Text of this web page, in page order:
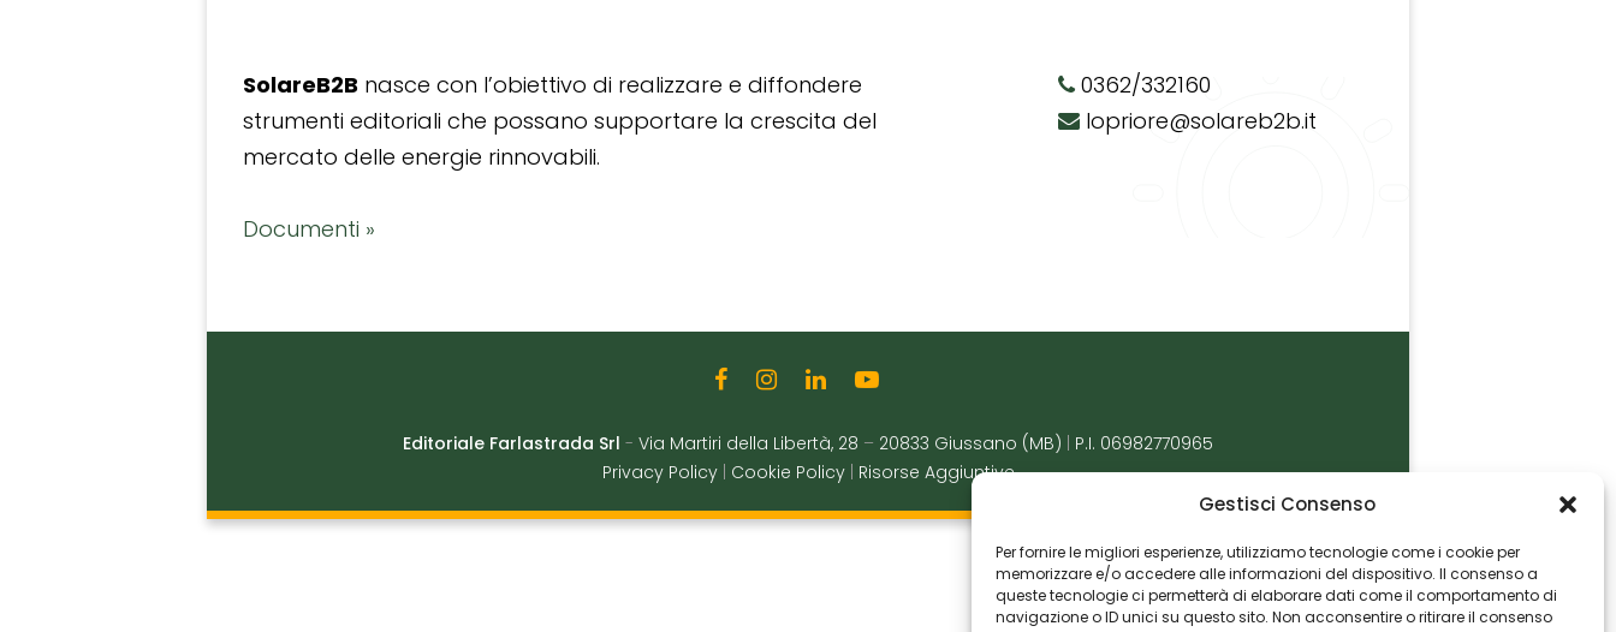
Gestisci Consenso
Per fornire le migliori esperienze, utilizziamo tecnologie come i cookie per
memorizzare e/o accedere alle informazioni del dispositivo. Il consenso a
queste tecnologie ci permetterà di elaborare dati come il comportamento di
navigazione o ID unici su questo sito. Non acconsentire o ritirare il consenso
SolareB2B nasce con l’obiettivo di realizzare e diffondere
strumenti editoriali che possano supportare la crescita del
mercato delle energie rinnovabili.
Documenti »
0362/332160
lopriore@solareb2b.it
Editoriale Farlastrada Srl - Via Martiri della Libertà, 28 – 20833 Giussano (MB)
P.I. 06982770965
Privacy Policy
Cookie Policy Risorse Aggiuntive